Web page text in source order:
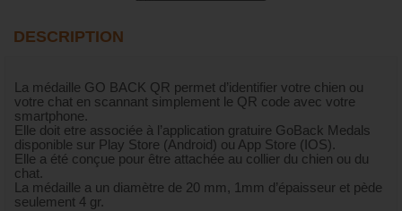
DESCRIPTION
La médaille GO BACK QR permet d’identifier votre chien ou
votre chat en scannant simplement le QR code avec votre
smartphone.
Elle doit etre associée à l’application gratuire GoBack Medals
disponible sur Play Store (Android) ou App Store (IOS).
Elle a été conçue pour être attachée au collier du chien ou du
chat.
La médaille a un diamètre de 20 mm, 1mm d’épaisseur et pède
seulement 4 gr.